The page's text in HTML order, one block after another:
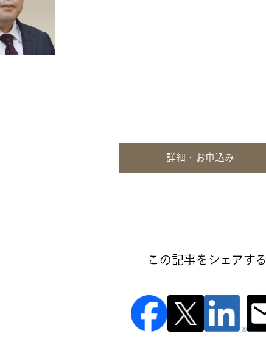
詳細・お申込み
この記事をシェアする